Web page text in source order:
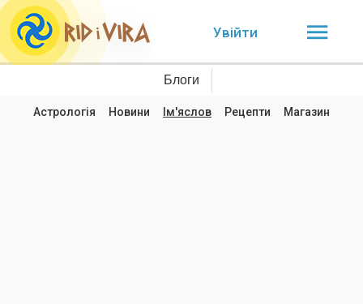
Увійти
Блоги
Астрологія Новини Ім'яслов Рецепти Магазин